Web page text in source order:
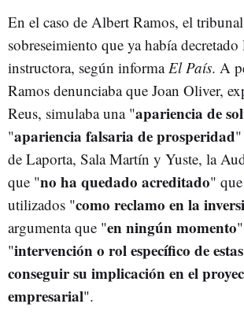
En el caso de Albert Ramos, el
sobreseimiento que ya había decretado
instructora, según informa El País. A
Ramos denunciaba que Joan Oliver,
Reus, simulaba una "apariencia de
"apariencia falsaria de prosperidad
de Laporta, Sala Martín y Yuste, la
que "no ha quedado acreditado"
utilizados "como reclamo en la
argumenta que "en ningún momento
"intervención o rol específico de
conseguir su implicación en el
empresarial".